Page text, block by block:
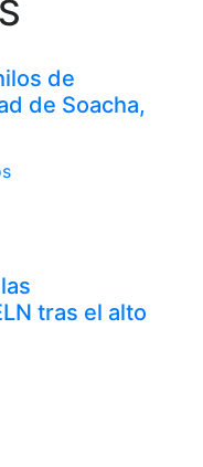
de
de Soacha,
tras el alto